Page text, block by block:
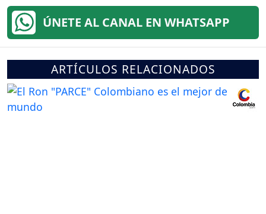
ÚNETE AL CANAL EN WHATSAPP
ARTÍCULOS RELACIONADOS